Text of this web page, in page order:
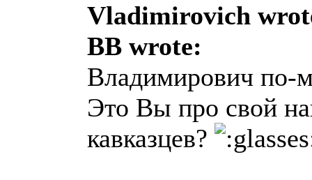
Vladimirovich
BB wrote:
Владимирович по-
Это Вы про свой
кавказцев?